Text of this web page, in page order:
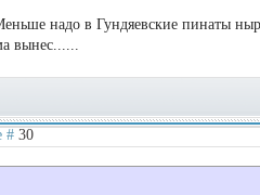
надо в Гундяевские пинаты
вынес......
# 30